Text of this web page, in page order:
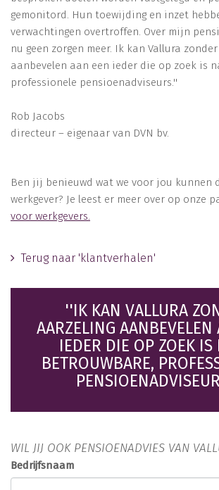
gemonitord. Hun toewijding en inzet
verwachtingen overtroffen. Over mijn
nu geen zorgen meer. Ik kan Vallura
aanbevelen aan een ieder die op zoek is
professionele pensioenadviseurs.''
Rob Jacobs
directeur – eigenaar van DVN bv.
Ben jij benieuwd wat we voor jou kunnen
werkgever? Je leest er meer over op onze
voor werkgevers.
Terug naar 'klantverhalen'
''IK KAN VALLURA
AARZELING AANBEVELEN
IEDER DIE OP ZOEK IS
BETROUWBARE,
WIL JIJ OOK PENSIOENADVIES VAN
Bedrijfsnaam